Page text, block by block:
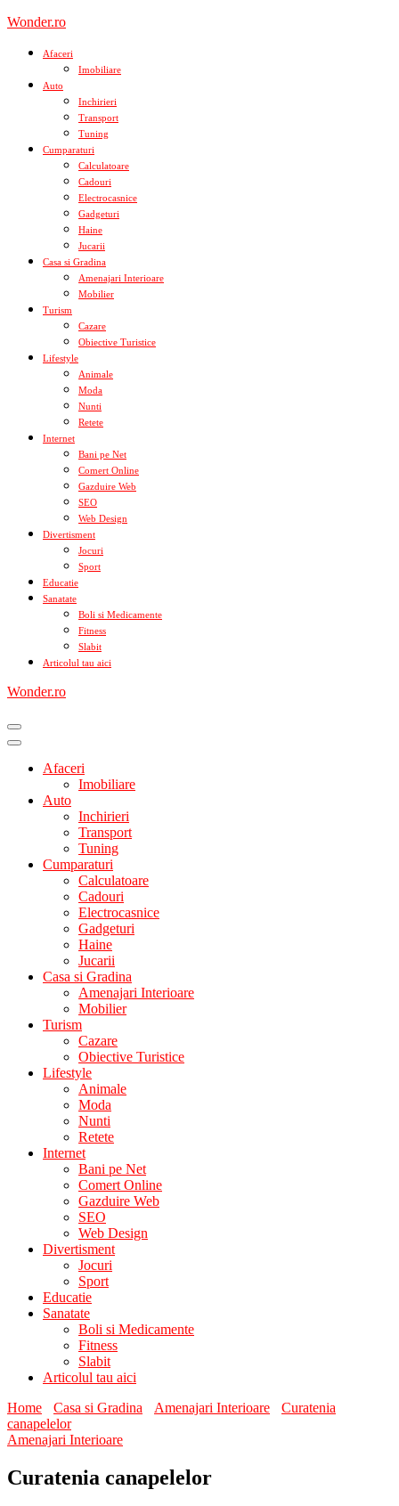
Skip
content
Wonder.ro
Afaceri
Imobiliare
Auto
Inchirieri
Transport
Tuning
Cumparaturi
Calculatoare
Cadouri
Electrocasnice
Gadgeturi
Haine
Jucarii
Casa si Gradina
Amenajari Interioare
Mobilier
Turism
Cazare
Obiective Turistice
Lifestyle
Animale
Moda
Nunti
Retete
Internet
Bani pe Net
Comert Online
Gazduire Web
SEO
Web Design
Divertisment
Jocuri
Sport
Educatie
Sanatate
Boli si Medicamente
Fitness
Slabit
Articolul tau aici
Wonder.ro
Afaceri
Imobiliare
Auto
Inchirieri
Transport
Tuning
Cumparaturi
Calculatoare
Cadouri
Electrocasnice
Gadgeturi
Haine
Jucarii
Casa si Gradina
Amenajari Interioare
Mobilier
Turism
Cazare
Obiective Turistice
Lifestyle
Animale
Moda
Nunti
Retete
Internet
Bani pe Net
Comert Online
Gazduire Web
SEO
Web Design
Divertisment
Jocuri
Sport
Educatie
Sanatate
Boli si Medicamente
Fitness
Slabit
Articolul tau aici
Home
Casa si Gradina Amenajari Interioare
Curatenia
canapelelor
Amenajari Interioare
Curatenia canapelelor